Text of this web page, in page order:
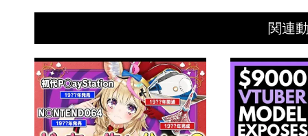
関連